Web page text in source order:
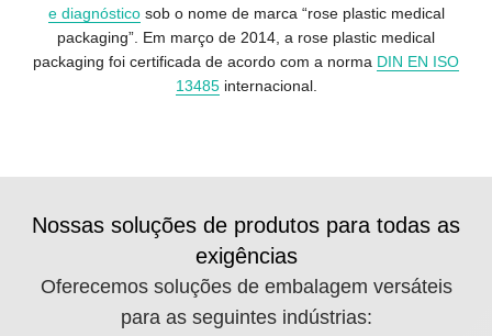
e diagnósticosob o nome de marca “rose plastic medical
packaging”. Em março de 2014, a rose plastic medical
packaging foi certificada de acordo com a norma DIN EN ISO
13485internacional.
Nossas soluções de produtos para todas as
exigências
Oferecemos soluções de embalagem versáteis
para as seguintes indústrias: